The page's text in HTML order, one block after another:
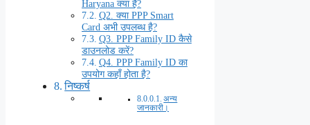
Haryana क्या है?
Q2. क्या PPP Smart
Card अभी उपलब्ध है?
Q3. PPP Family ID कैसे
डाउनलोड करें?
Q4. PPP Family ID का
उपयोग कहाँ होता है?
निष्कर्ष
अन्य
जानकारी।